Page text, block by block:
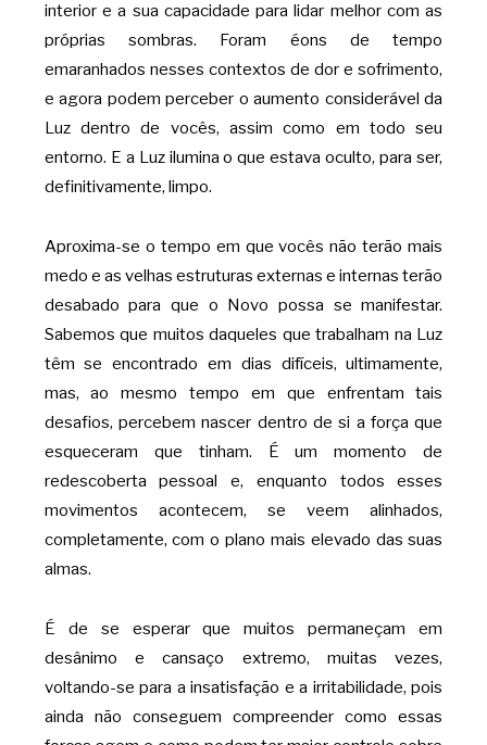
interior e a sua capacidade para lidar melhor com as
próprias sombras. Foram éons de tempo
emaranhados nesses contextos de dor e sofrimento,
e agora podem perceber o aumento considerável da
Luz dentro de vocês, assim como em todo seu
entorno. E a Luz ilumina o que estava oculto, para ser,
definitivamente, limpo.
Aproxima-se o tempo em que vocês não terão mais
medo e as velhas estruturas externas e internas terão
desabado para que o Novo possa se manifestar.
Sabemos que muitos daqueles que trabalham na Luz
têm se encontrado em dias difíceis, ultimamente,
mas, ao mesmo tempo em que enfrentam tais
desafios, percebem nascer dentro de si a força que
esqueceram que tinham. É um momento de
redescoberta pessoal e, enquanto todos esses
movimentos acontecem, se veem alinhados,
completamente, com o plano mais elevado das suas
almas.
É de se esperar que muitos permaneçam em
desânimo e cansaço extremo, muitas vezes,
voltando-se para a insatisfação e a irritabilidade, pois
ainda não conseguem compreender como essas